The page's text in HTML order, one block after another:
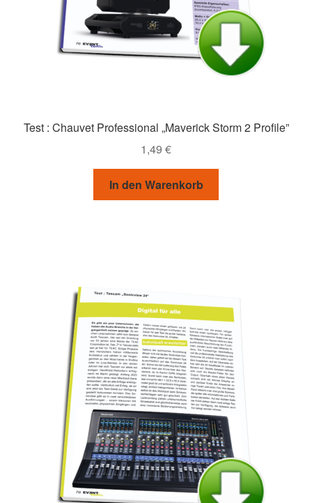
Test : Chauvet Professional „Maverick Storm 2 Profile”
1,49 €
In den Warenkorb